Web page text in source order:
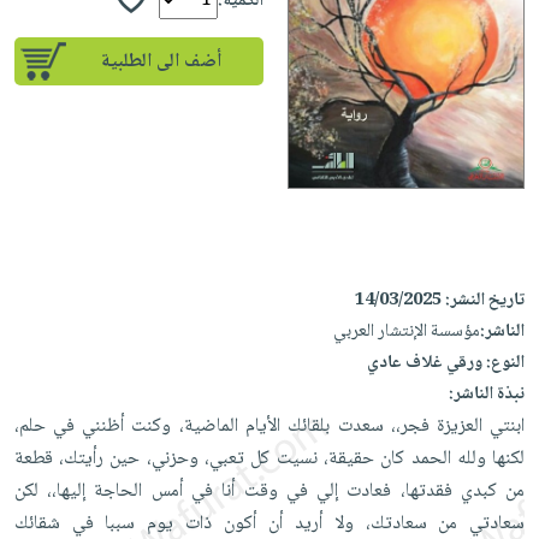
إختياراتنا
كتب
أكاديمية
صندوق
القراءة
iKitab
بلا
حدود
أسئلة
يتكرر
على
Android
تحميل
iKitab
على
Apple
أسئلة
يتكرر
طرحها
تحميل
masmu3
على
masmu3
على
Apple
المواضيع
الأكثر
مبيعاً
إختياراتنا
وسائل
جوائز
تعليمية
الصحة
والعناية
الشخصية
جديد
العناية
الشخصية
العناية
وتصفيف
الشعر
العناية
بالجسم
والسفرة
جديد
الكل
أواني
الطهي
أدوات
متجر
الهدايا
أقسام
أضف الى الطلبية
تاريخ النشر:14/03/2025
الناشر:مؤسسة الإنتشار العربي
النوع:ورقي غلاف عادي
نبذة الناشر:
ابنتي العزيزة فجر،، سعدت بلقائك الأيام الماضية، وكنت أظنني في حلم،
لكنها ولله الحمد كان حقيقة، نسيت كل تعبي، وحزني، حين رأيتك، قطعة
من كبدي فقدتها، فعادت إلي في وقت أنا في أمس الحاجة إليها،، لكن
سعادتي من سعادتك، ولا أريد أن أكون ذات يوم سببا في شقائك